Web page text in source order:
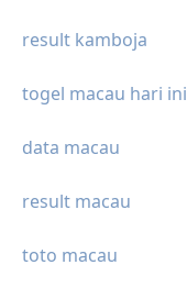
result kamboja
togel macau hari ini
data macau
result macau
toto macau